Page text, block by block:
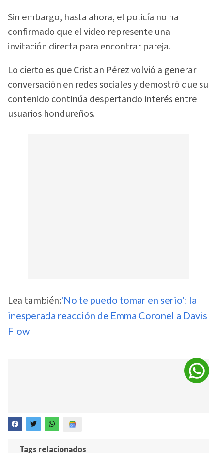
Sin embargo, hasta ahora, el policía no ha
confirmado que el video represente una
invitación directa para encontrar pareja.
Lo cierto es que Cristian Pérez volvió a generar
conversación en redes sociales y demostró que su
contenido continúa despertando interés entre
usuarios hondureños.
Lea también:'No te puedo tomar en serio': la
inesperada reacción de Emma Coronel a Davis
Flow
Tags relacionados